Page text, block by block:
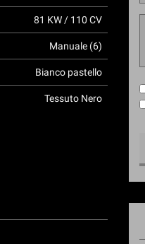
81 KW / 110 CV
Manuale (6)
Bianco pastello
Tessuto Nero